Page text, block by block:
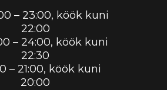
– 23:00, köök kuni
22:00
– 24:00, köök kuni
22:30
– 21:00, köök kuni
20:00